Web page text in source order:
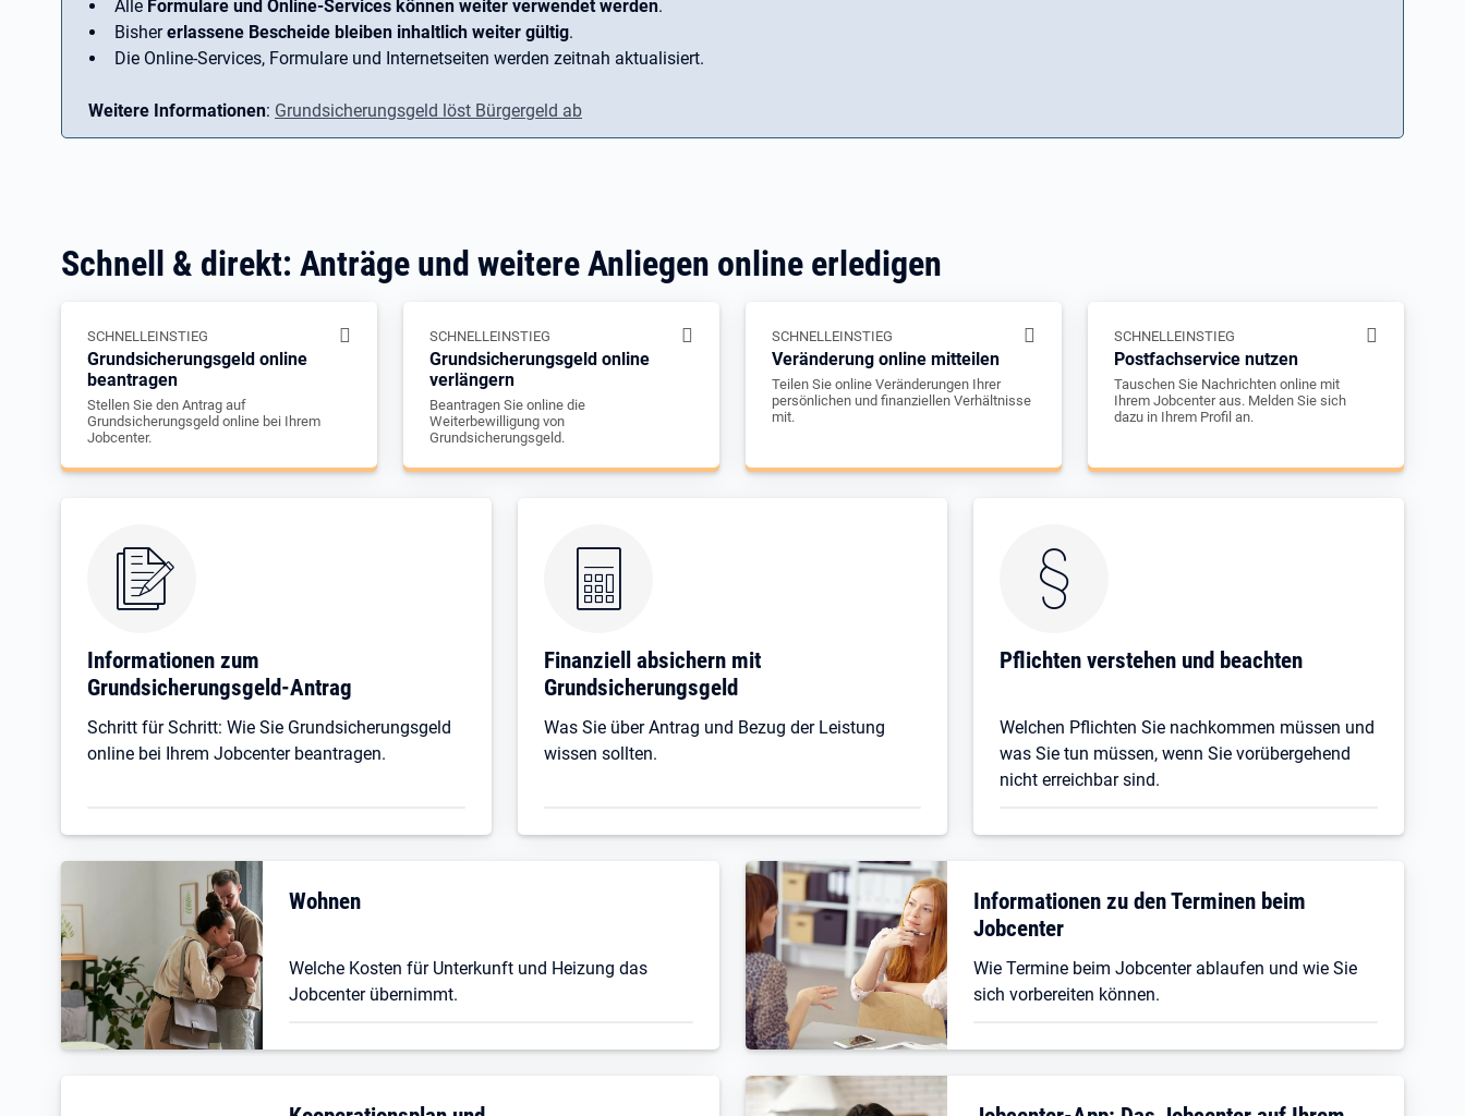
Alle Formulare und Online-Services können weiter verwendet werden.
Bishererlassene Bescheide bleiben inhaltlich weiter gültig.
Die Online-Services, Formulare und Internetseiten werden zeitnah aktualisiert.
Weitere Informationen: Grundsicherungsgeld löst Bürgergeld ab
Schnell & direkt: Anträge und weitere Anliegen online erledigen
SCHNELLEINSTIEG
Grundsicherungsgeld online
beantragen
Stellen Sie den Antrag auf
Grundsicherungsgeld online bei Ihrem
Jobcenter.
SCHNELLEINSTIEG
Grundsicherungsgeld online
verlängern
Beantragen Sie online die
Weiterbewilligung von
Grundsicherungsgeld.
SCHNELLEINSTIEG
Veränderung online mitteilen
Teilen Sie online Veränderungen Ihrer
persönlichen und finanziellen Verhältnisse
mit.
SCHNELLEINSTIEG
Postfachservice nutzen
Tauschen Sie Nachrichten online mit
Ihrem Jobcenter aus. Melden Sie sich
dazu in Ihrem Profil an.
Informationen zum
Grundsicherungsgeld-Antrag
Schritt für Schritt: Wie Sie Grundsicherungsgeld
online bei Ihrem Jobcenter beantragen.
Finanziell absichern mit
Grundsicherungsgeld
Was Sie über Antrag und Bezug der Leistung
wissen sollten.
Pflichten verstehen und beachten
Welchen Pflichten Sie nachkommen müssen und
was Sie tun müssen, wenn Sie vorübergehend
nicht erreichbar sind.
Wohnen
Welche Kosten für Unterkunft und Heizung das
Jobcenter übernimmt.
Informationen zu den Terminen beim
Jobcenter
Wie Termine beim Jobcenter ablaufen und wie Sie
sich vorbereiten können.